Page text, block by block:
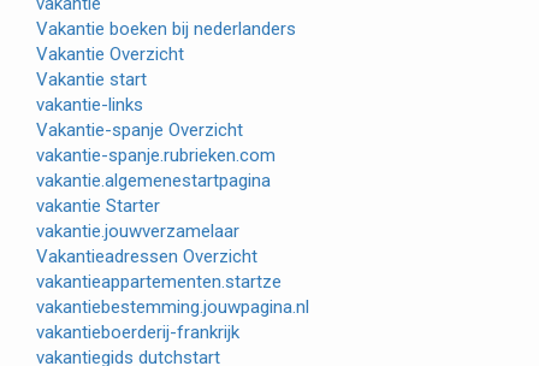
Vakantie boeken bij nederlanders
Vakantie Overzicht
Vakantie start
vakantie-links
Vakantie-spanje Overzicht
vakantie-spanje.rubrieken.com
vakantie.algemenestartpagina
vakantie Starter
vakantie.jouwverzamelaar
Vakantieadressen Overzicht
vakantieappartementen.startze
vakantiebestemming.jouwpagina.nl
vakantieboerderij-frankrijk
vakantiegids dutchstart